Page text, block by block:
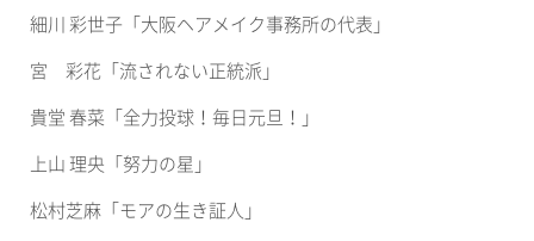
さ
い
し
い
ィ
ン
き
ま
細川 彩世子「大阪ヘアメイク事務所の代表」
宮 彩花「流されない正統派」
貴堂 春菜「全力投球！毎日元旦！」
上山 理央「努力の星」
松村芝麻「モアの生き証人」